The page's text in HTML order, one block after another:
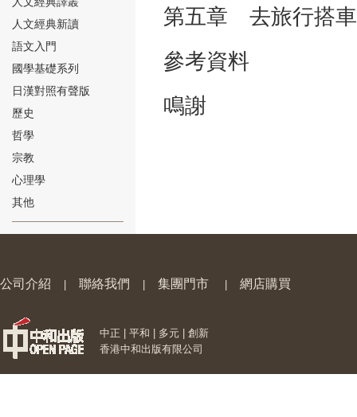
⑱
⑳
人文經典新讀
語文入門
國學基礎系列
日漢對照有聲版
歷史
哲學
宗教
心理學
其他
第五章 去旅行搭
參考資料
鳴謝
公司介紹 聯絡我們 集團門市 網店購買
中正 | 平和 | 多元 | 創新
香港中和出版有限公司